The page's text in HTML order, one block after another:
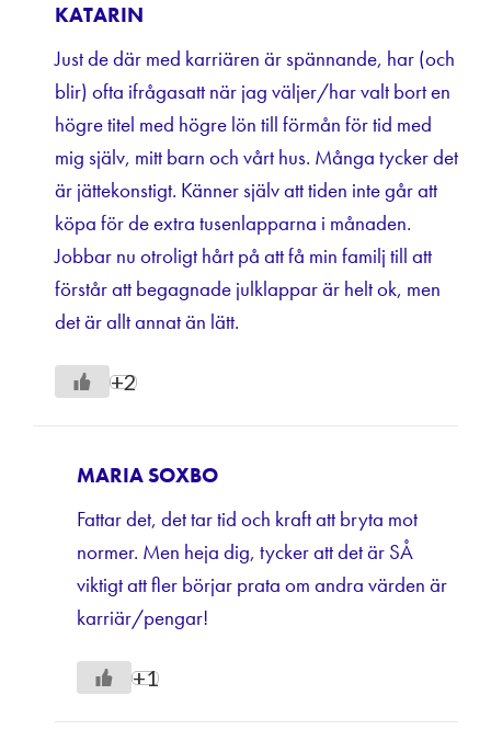
KATARIN
Just de där med karriären är spännande, har (och
blir) ofta ifrågasatt när jag väljer/har valt bort en
högre titel med högre lön till förmån för tid med
mig själv, mitt barn och vårt hus. Många tycker det
är jättekonstigt. Känner själv att tiden inte går att
köpa för de extra tusenlapparna i månaden.
Jobbar nu otroligt hårt på att få min familj till att
förstår att begagnade julklappar är helt ok, men
det är allt annat än lätt.
+2
MARIA SOXBO
Fattar det, det tar tid och kraft att bryta mot
normer. Men heja dig, tycker att det är SÅ
viktigt att fler börjar prata om andra värden är
karriär/pengar!
+1